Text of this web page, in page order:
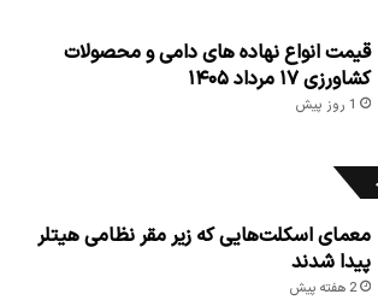
قیمت انواع نهاده های دامی و محصولات
کشاورزی ۱۷ مرداد ۱۴۰۵
1 روز پیش
معمای اسکلت‌هایی که زیر مقر نظامی هیتلر
پیدا شدند
2 هفته پیش